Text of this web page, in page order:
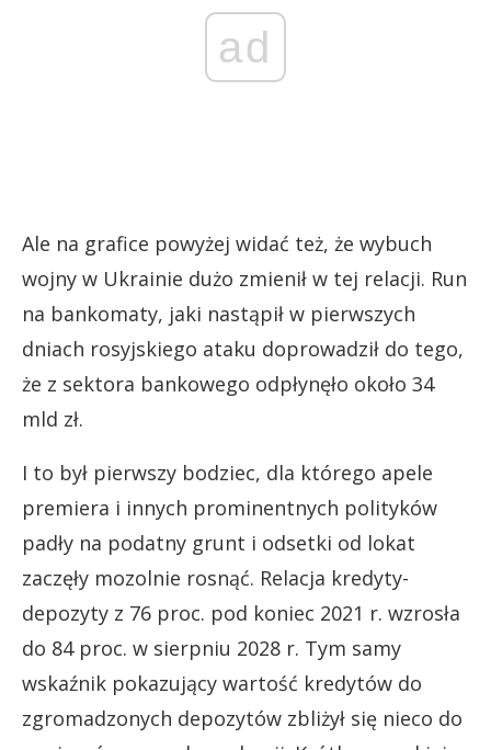
ad
Ale na grafice powyżej widać też, że wybuch
wojny w Ukrainie dużo zmienił w tej relacji. Run
na bankomaty, jaki nastąpił w pierwszych
dniach rosyjskiego ataku doprowadził do tego,
że z sektora bankowego odpłynęło około 34
mld zł.
I to był pierwszy bodziec, dla którego apele
premiera i innych prominentnych polityków
padły na podatny grunt i odsetki od lokat
zaczęły mozolnie rosnąć. Relacja kredyty-
depozyty z 76 proc. pod koniec 2021 r. wzrosła
do 84 proc. w sierpniu 2028 r. Tym samy
wskaźnik pokazujący wartość kredytów do
zgromadzonych depozytów zbliżył się nieco do